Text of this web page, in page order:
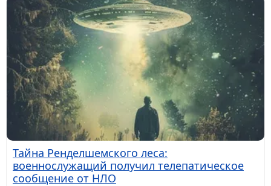
Тайна Ренделшемского леса:
военнослужащий получил телепатическое
сообщение от НЛО